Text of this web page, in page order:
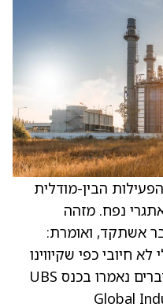
הבין-מודלית
נפח. מזהה
אשתקד, ואומרת:
חיובי כפי שקיווינו
שיהיה בשלב זה של השנה.” הדברים נאמרו בכנס UBS
Global